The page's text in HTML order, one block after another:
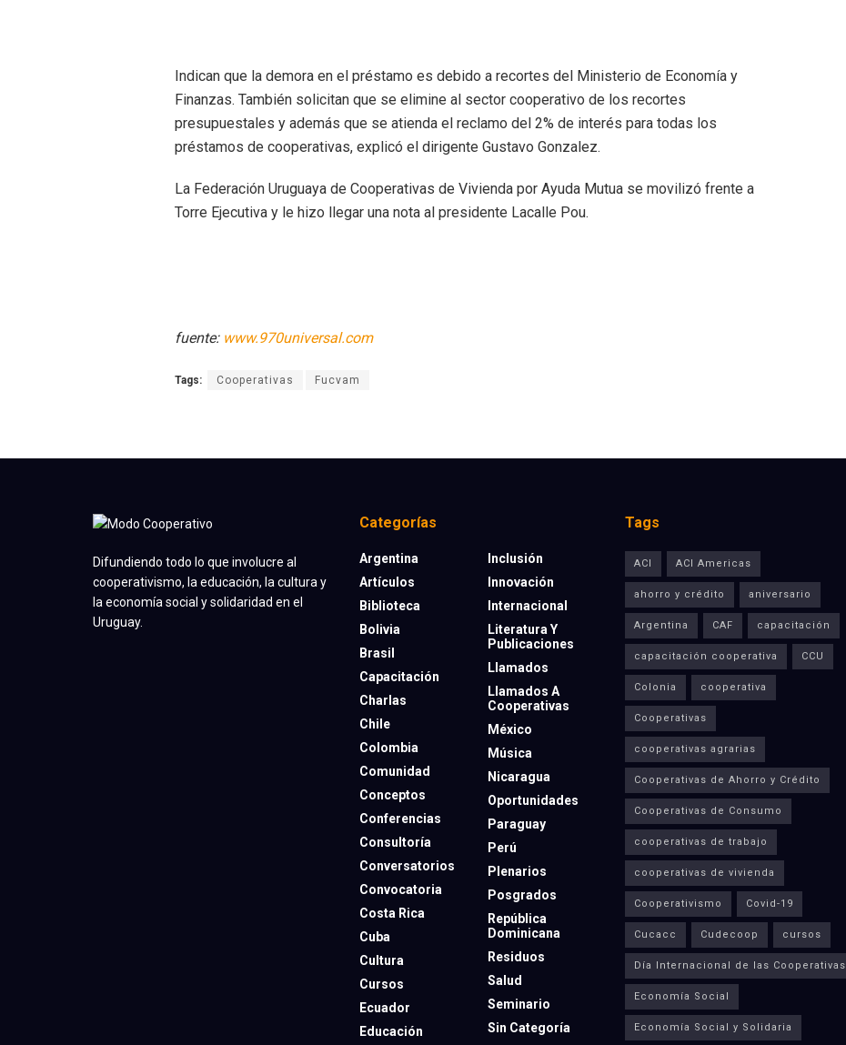
Indican que la demora en el préstamo es debido a recortes del Ministerio de Economía y
Finanzas. También solicitan que se elimine al sector cooperativo de los recortes
presupuestales y además que se atienda el reclamo del 2% de interés para todas los
préstamos de cooperativas, explicó el dirigente Gustavo Gonzalez.
La Federación Uruguaya de Cooperativas de Vivienda por Ayuda Mutua se movilizó frente a
Torre Ejecutiva y le hizo llegar una nota al presidente Lacalle Pou.
fuente: www.970universal.com
Tags: Cooperativas Fucvam
Difundiendo todo lo que involucre al
cooperativismo, la educación, la cultura y
la economía social y solidaridad en el
Uruguay.
Categorías
Argentina
Artículos
Biblioteca
Bolivia
Brasil
Capacitación
Charlas
Chile
Colombia
Comunidad
Conceptos
Conferencias
Consultoría
Conversatorios
Convocatoria
Costa Rica
Cuba
Cultura
Cursos
Ecuador
Educación
Inclusión
Innovación
Internacional
Literatura Y
Publicaciones
Llamados
Llamados A
Cooperativas
México
Música
Nicaragua
Oportunidades
Paraguay
Perú
Plenarios
Posgrados
República
Dominicana
Residuos
Salud
Seminario
Sin Categoría
Tags
ACI ACI Americas
ahorro y crédito aniversario
Argentina CAF capacitación
capacitación cooperativa CCU
Colonia cooperativa
Cooperativas
cooperativas agrarias
Cooperativas de Ahorro y Crédito
Cooperativas de Consumo
cooperativas de trabajo
cooperativas de vivienda
Cooperativismo Covid-19
Cucacc Cudecoop cursos
Día Internacional de las Cooperativas
Economía Social
Economía Social y Solidaria